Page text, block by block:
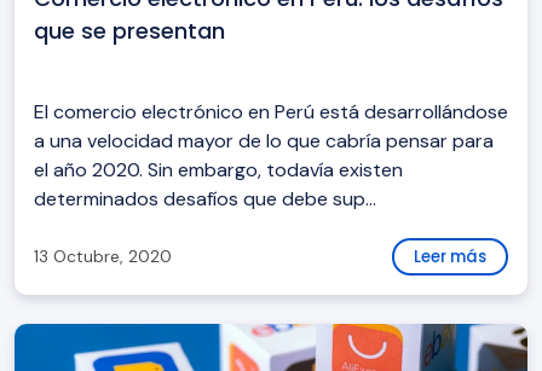
que se presentan
El comercio electrónico en Perú está desarrollándose
a una velocidad mayor de lo que cabría pensar para
el año 2020. Sin embargo, todavía existen
determinados desafíos que debe sup...
13 Octubre, 2020 Leer más